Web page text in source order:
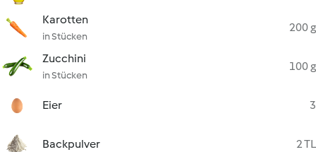
Karotten
in Stücken
200 g
Zucchini
in Stücken
100 g
Eier 3
Backpulver 2 TL